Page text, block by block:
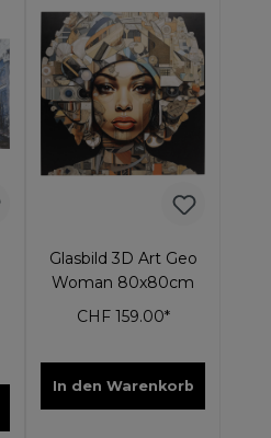
Glasbild 3D Art Geo
Woman 80x80cm
CHF 159.00*
In den Warenkorb